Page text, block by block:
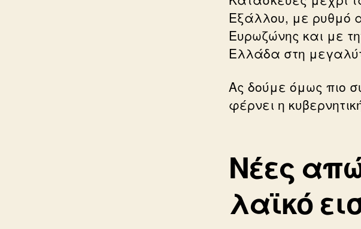
Εξάλλου, με ρυθμό
Ευρωζώνης και με
Ελλάδα στη
Ας δούμε όμως πιο
φέρνει η
Νέες
λαϊκό